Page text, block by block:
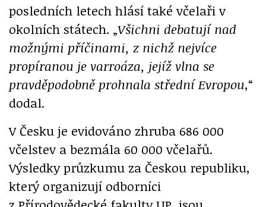
posledních letech hlásí také včelaři v
okolních státech. „Všichni debatují nad
možnými příčinami, z nichž nejvíce
propíranou je varroáza, jejíž vlna se
pravděpodobně prohnala střední Evropou,“
dodal.
V Česku je evidováno zhruba 686 000
včelstev a bezmála 60 000 včelařů.
Výsledky průzkumu za Českou republiku,
který organizují odborníci